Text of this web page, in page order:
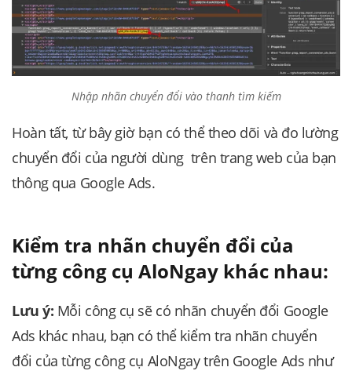
Nhập nhãn chuyển đổi vào thanh tìm kiếm
Hoàn tất, từ bây giờ bạn có thể theo dõi và đo lường
chuyển đổi của người dùng trên trang web của bạn
thông qua Google Ads.
Kiểm tra nhãn chuyển đổi của
từng công cụ AloNgay khác nhau:
Lưu ý: Mỗi công cụ sẽ có nhãn chuyển đổi Google
Ads khác nhau, bạn có thể kiểm tra nhãn chuyển
đổi của từng công cụ AloNgay trên Google Ads như